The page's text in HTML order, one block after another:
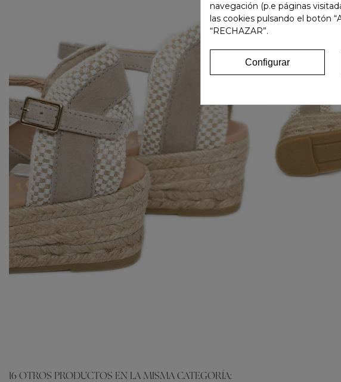
16 OTROS PRODUCTOS EN LA MISMA CATEGORÍA:
navegación (p.e páginas
las cookies pulsando el botón
“RECHAZAR”.
Configurar